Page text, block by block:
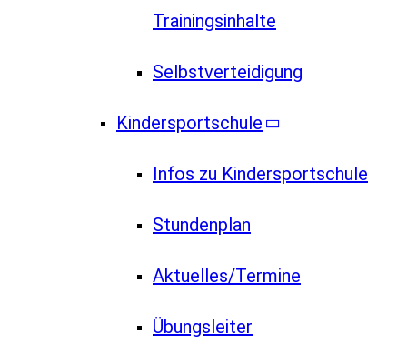
Trainingsinhalte
Selbstverteidigung
Kindersportschule
Infos zu Kindersportschule
Stundenplan
Aktuelles/Termine
Übungsleiter